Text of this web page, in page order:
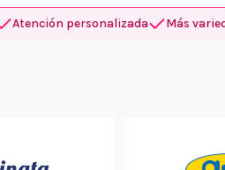
Atención personalizada Más